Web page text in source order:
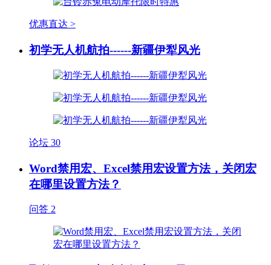
优惠直达 >
初学无人机航拍------新疆伊犁风光
论坛 30
Word禁用宏、Excel禁用宏设置方法，关闭宏
在哪里设置方法？
问答 2